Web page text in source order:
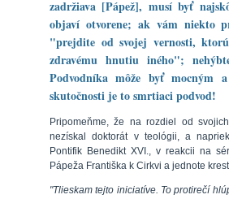
zadržiava [Pápež], musí byť
objaví otvorene; ak vám niekto
"prejdite od svojej vernosti,
zdravému hnutiu iného";
Podvodníka môže byť mocným
skutočnosti je to smrtiaci podvod!
Pripomeňme, že na rozdiel od
nezískal doktorát v teológii, a
Pontifik Benedikt XVI., v reakcii na
Pápeža Františka k Cirkvi a jednote
"Tlieskam tejto iniciatíve. To protirečí